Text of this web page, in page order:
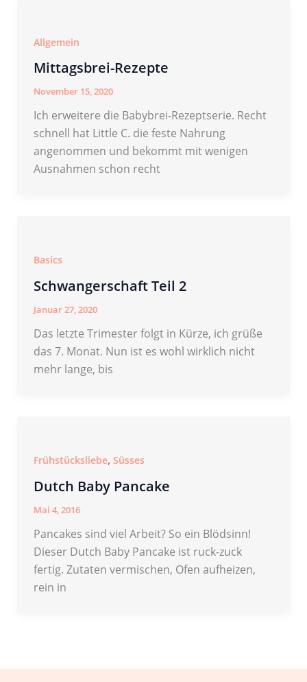
Allgemein
Mittagsbrei-Rezepte
November 15, 2020
Ich erweitere die Babybrei-Rezeptserie. Recht
schnell hat Little C. die feste Nahrung
angenommen und bekommt mit wenigen
Ausnahmen schon recht
Basics
Schwangerschaft Teil 2
Januar 27, 2020
Das letzte Trimester folgt in Kürze, ich grüße
das 7. Monat. Nun ist es wohl wirklich nicht
mehr lange, bis
Frühstücksliebe, Süsses
Dutch Baby Pancake
Mai 4, 2016
Pancakes sind viel Arbeit? So ein Blödsinn!
Dieser Dutch Baby Pancake ist ruck-zuck
fertig. Zutaten vermischen, Ofen aufheizen,
rein in